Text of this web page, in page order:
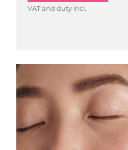
VAT and duty incl.
盧森堡
馬來西亞
馬爾他
摩納哥